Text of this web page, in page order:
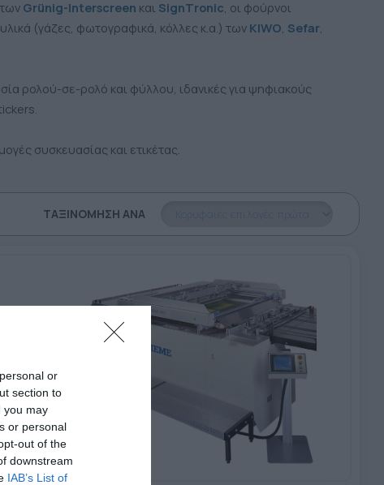
or
section to
you may
or personal
out of the
downstream
IAB’s List of
Grünig-Interscreen και SignΤronic, οι φούρνοι
(γάζες, φωτογραφικά, κόλλες κ.α.) των KIWO, Sefar,
ρολού-σε-ρολό και φύλλου, ιδανικές για ψηφιακούς
συσκευασίας και ετικέτας.
ΤΑΞΙΝΌΜΗΣΗ ΑΝΆ